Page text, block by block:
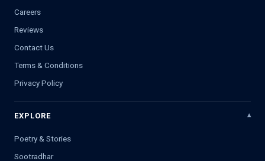
Careers
Reviews
Contact Us
Terms & Conditions
Privacy Policy
EXPLORE
Poetry & Stories
Sootradhar